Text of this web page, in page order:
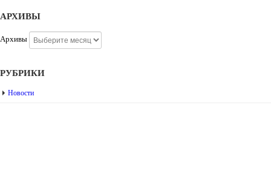
АРХИВЫ
Архивы
РУБРИКИ
Новости